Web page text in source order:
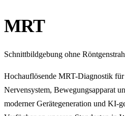
MRT
Schnittbildgebung ohne
Hochauflösende MRT-Diagnostik
Nervensystem, Bewegungsapparat
moderner Geräte­generation und KI-